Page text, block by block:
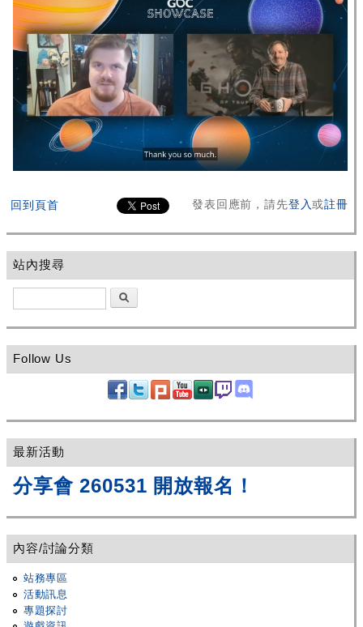
回到頁首 發表回應前，請先登入或註冊
站內搜尋
搜尋
Follow Us
最新活動
分享會 260531 開放報名！
內容/討論分類
站務專區
活動訊息
專題探討